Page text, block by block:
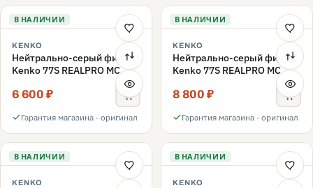
В НАЛИЧИИ
KENKO
Нейтрально-серый фильтр
Kenko 77S REALPRO MC
6 600 ₽
Гарантия магазина · оригинал
В НАЛИЧИИ
KENKO
Нейтрально-серый фильтр
Kenko 77S REALPRO MC
8 800 ₽
Гарантия магазина · оригинал
В НАЛИЧИИ
KENKO
В НАЛИЧИИ
KENKO